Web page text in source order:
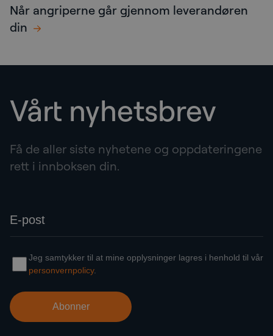
Når angriperne går gjennom leverandøren
din
Vårt nyhetsbrev
Få de aller siste nyhetene og oppdateringene
rett i innboksen din.